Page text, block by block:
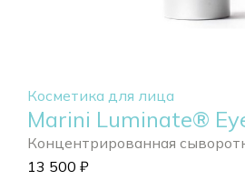
Косметика для лица
Marini Luminate®
Концентрированная
13 500 ₽